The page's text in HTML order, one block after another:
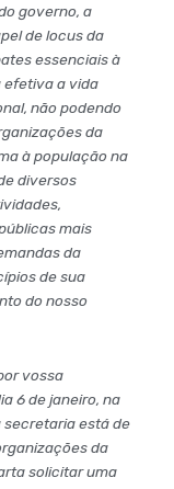
governo, a
de locus da
essenciais à
efetiva a vida
não podendo
da
à população na
diversos
mais
da
de sua
do nosso
vossa
6 de janeiro, na
secretaria está de
da
solicitar uma